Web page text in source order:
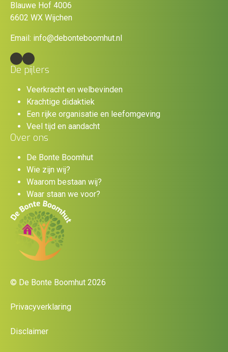
Blauwe Hof 4006
6602 WX Wijchen
Email: info@debonteboomhut.nl
Facebook LinkedIn
De pijlers
Veerkracht en welbevinden
Krachtige didaktiek
Een rijke organisatie en leefomgeving
Veel tijd en aandacht
Over ons
De Bonte Boomhut
Wie zijn wij?
Waarom bestaan wij?
Waar staan we voor?
© De Bonte Boomhut 2026
Privacyverklaring
Disclaimer